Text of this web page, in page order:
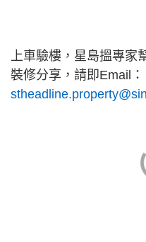
上車驗樓，星島搵專家
裝修分享，請即Email：